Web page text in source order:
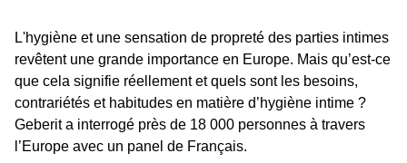
L'hygiène et une sensation de propreté des parties intimes
revêtent une grande importance en Europe. Mais qu’est-ce
que cela signifie réellement et quels sont les besoins,
contrariétés et habitudes en matière d’hygiène intime ?
Geberit a interrogé près de 18 000 personnes à travers
l’Europe avec un panel de Français.